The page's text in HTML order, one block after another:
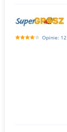
Opinie: 12